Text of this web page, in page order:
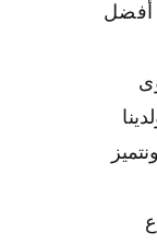
أفضل